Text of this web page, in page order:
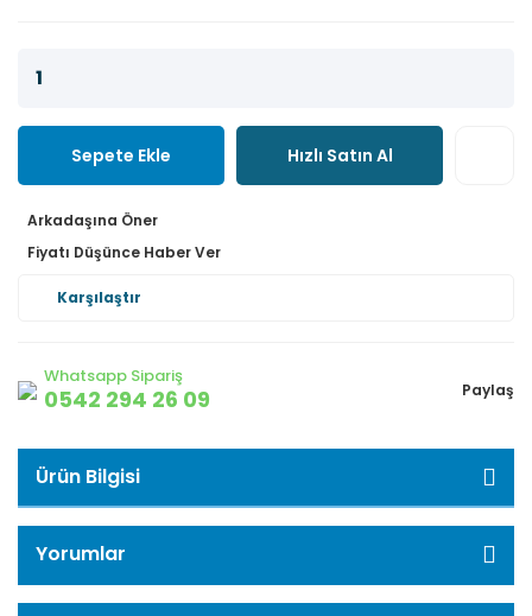
Sepete Ekle Hızlı Satın Al
Arkadaşına Öner
Fiyatı Düşünce Haber Ver
Karşılaştır
Whatsapp Sipariş
0542 294 26 09 Paylaş
Ürün Bilgisi
Yorumlar